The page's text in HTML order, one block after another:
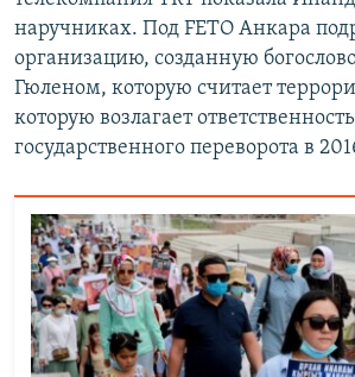
наручниках. Под FETO Анкара
организацию, созданную
Гюленом, которую считает
которую возлагает
государственного переворота в